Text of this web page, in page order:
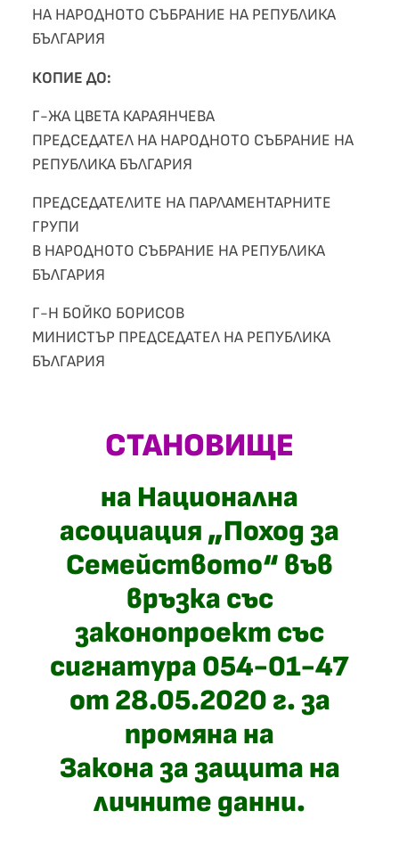
НА НАРОДНОТО СЪБРАНИЕ НА РЕПУБЛИКА
БЪЛГАРИЯ
КОПИЕ ДО:
Г-ЖА ЦВЕТА КАРАЯНЧЕВА
ПРЕДСЕДАТЕЛ НА НАРОДНОТО СЪБРАНИЕ НА
РЕПУБЛИКА БЪЛГАРИЯ
ПРЕДСЕДАТЕЛИТЕ НА ПАРЛАМЕНТАРНИТЕ
ГРУПИ
В НАРОДНОТО СЪБРАНИЕ НА РЕПУБЛИКА
БЪЛГАРИЯ
Г-Н БОЙКО БОРИСОВ
МИНИСТЪР ПРЕДСЕДАТЕЛ НА РЕПУБЛИКА
БЪЛГАРИЯ
СТАНОВИЩЕ
на Национална
асоциация „Поход за
Семейството“ във
връзка със
законопроект със
сигнатура 054-01-47
от 28.05.2020 г. за
промяна на
Закона за защита на
личните данни.